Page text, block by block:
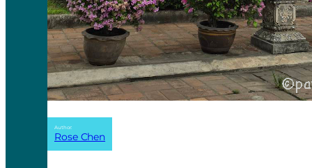
Author:
Rose Chen